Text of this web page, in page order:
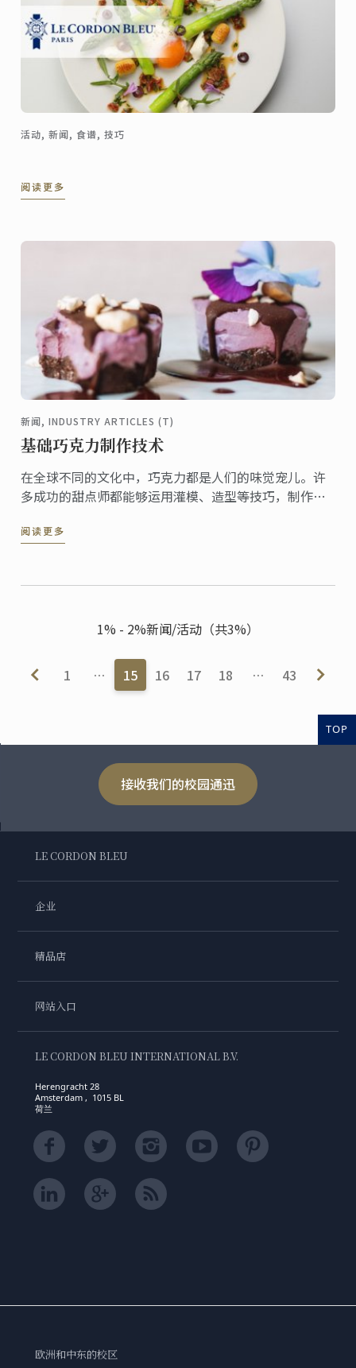
活动, 新闻, 食谱, 技巧
阅读更多
新闻, INDUSTRY ARTICLES (T)
基础巧克力制作技术
在全球不同的文化中，巧克力都是人们的味觉宠儿。许
多成功的甜点师都能够运用灌模、造型等技巧，制作创
阅读更多
1% - 2%新闻/活动（共3%）
1 … 15 16 17 18 … 43
TOP
接收我们的校园通迅
LE CORDON BLEU
企业
精品店
网站入口
LE CORDON BLEU INTERNATIONAL B.V.
Herengracht 28
Amsterdam , 1015 BL
荷兰
欧洲和中东的校区